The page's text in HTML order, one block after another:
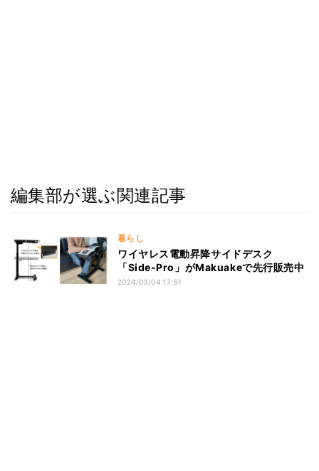
編集部が選ぶ関連記事
暮らし
ワイヤレス電動昇降サイドデスク
「Side-Pro」がMakuakeで先行販売中
2024/03/04 17:51